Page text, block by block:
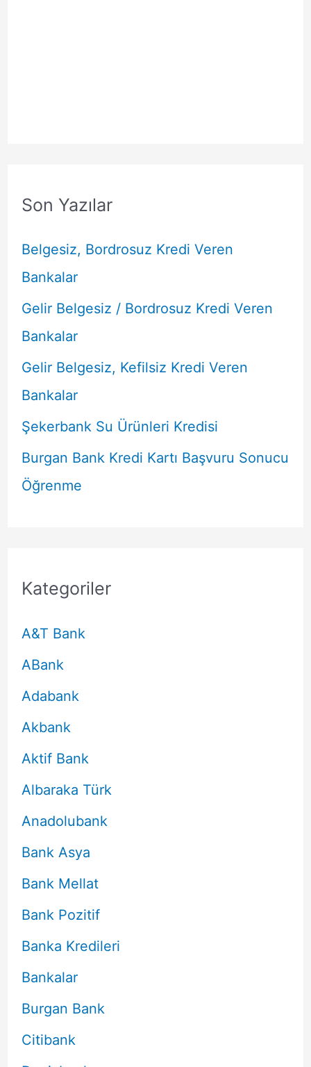
Son Yazılar
Belgesiz, Bordrosuz Kredi Veren
Bankalar
Gelir Belgesiz / Bordrosuz Kredi Veren
Bankalar
Gelir Belgesiz, Kefilsiz Kredi Veren
Bankalar
Şekerbank Su Ürünleri Kredisi
Burgan Bank Kredi Kartı Başvuru Sonucu
Öğrenme
Kategoriler
A&T Bank
ABank
Adabank
Akbank
Aktif Bank
Albaraka Türk
Anadolubank
Bank Asya
Bank Mellat
Bank Pozitif
Banka Kredileri
Bankalar
Burgan Bank
Citibank